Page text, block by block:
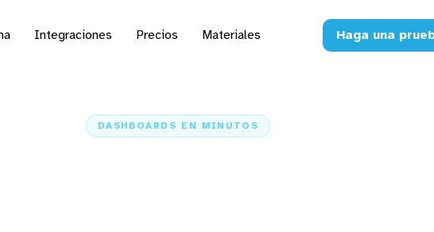
Integraciones Precios Materiales Haga una
DASHBOARDS EN MINUTOS